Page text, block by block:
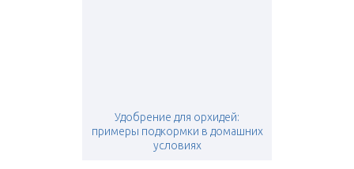
Удобрение для орхидей:
примеры подкормки в домашних
условиях